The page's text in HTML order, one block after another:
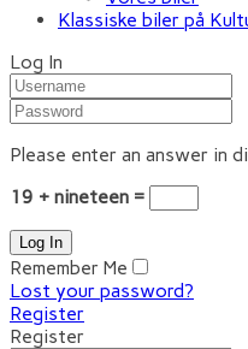
Klassiske biler på
Log In
Please enter an answer in
19 + nineteen =
Remember Me
Lost your password?
Register
Register